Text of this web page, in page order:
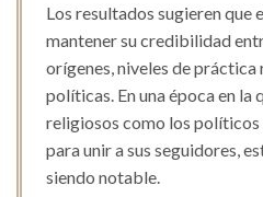
Los resultados sugieren que
mantener su credibilidad
orígenes, niveles de
políticas. En una época en la
religiosos como los
para unir a sus seguidores,
siendo notable.